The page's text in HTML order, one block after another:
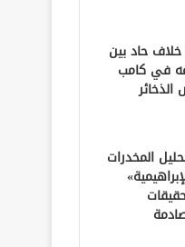
حاد بين
في كامب
المخدرات